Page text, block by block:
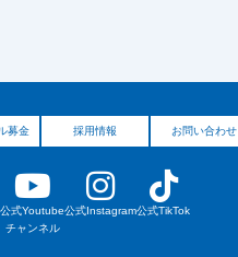
募金 採用情報 お問い合わせ
公式Youtube
チャンネル
公式Instagram公式TikTok